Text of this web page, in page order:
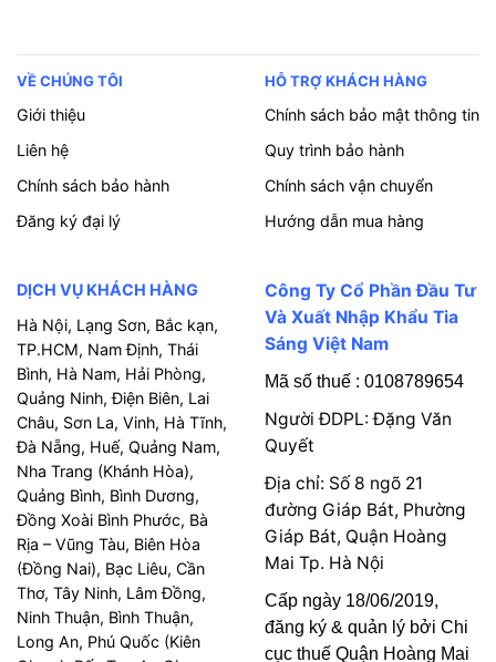
VỀ CHÚNG TÔI
Giới thiệu
Liên hệ
Chính sách bảo hành
Đăng ký đại lý
HỖ TRỢ KHÁCH HÀNG
Chính sách bảo mật thông tin
Quy trình bảo hành
Chính sách vận chuyển
Hướng dẫn mua hàng
DỊCH VỤ KHÁCH HÀNG
Hà Nội, Lạng Sơn, Bắc kạn,
TP.HCM, Nam Định, Thái
Bình, Hà Nam, Hải Phòng,
Quảng Ninh, Điện Biên, Lai
Châu, Sơn La, Vinh, Hà Tĩnh,
Đà Nẵng, Huế, Quảng Nam,
Nha Trang (Khánh Hòa),
Quảng Bình, Bình Dương,
Đồng Xoài Bình Phước, Bà
Rịa – Vũng Tàu, Biên Hòa
(Đồng Nai), Bạc Liêu, Cần
Thơ, Tây Ninh, Lâm Đồng,
Ninh Thuận, Bình Thuận,
Long An, Phú Quốc (Kiên
Công Ty Cổ Phần Đầu Tư
Và Xuất Nhập Khẩu Tia
Sáng Việt Nam
Mã số thuế : 0108789654
Người ĐDPL: Đặng Văn
Quyết
Địa chỉ: Số 8 ngõ 21
đường Giáp Bát, Phường
Giáp Bát, Quận Hoàng
Mai Tp. Hà Nội
Cấp ngày 18/06/2019,
đăng ký & quản lý bởi Chi
cục thuế Quận Hoàng Mai